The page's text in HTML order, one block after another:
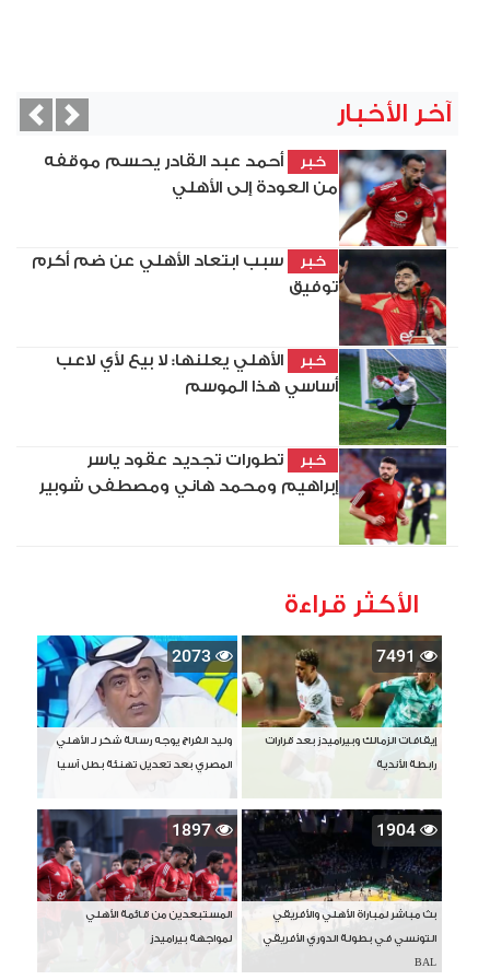
آخر الأخبار
خبر
أحمد عبد القادر يحسم موقفه
من العودة إلى الأهلي
خبر
سبب ابتعاد الأهلي عن ضم أكرم
توفيق
خبر
الأهلي يعلنها: لا بيع لأي لاعب
أساسي هذا الموسم
خبر
تطورات تجديد عقود ياسر
إبراهيم ومحمد هاني ومصطفى شوبير
Next
الأكثر قراءة
7491
إيقافات الزمالك وبيراميدز بعد قرارات
رابطة الأندية
2073
وليد الفراج يوجه رسالة شكر لـ الأهلي
المصري بعد تعديل تهنئة بطل آسيا
1904
بث مباشر لمباراة الأهلي والأفريقي
التونسي في بطولة الدوري الأفريقي
BAL
1897
المستبعدين من قائمة الأهلي
لمواجهة بيراميدز